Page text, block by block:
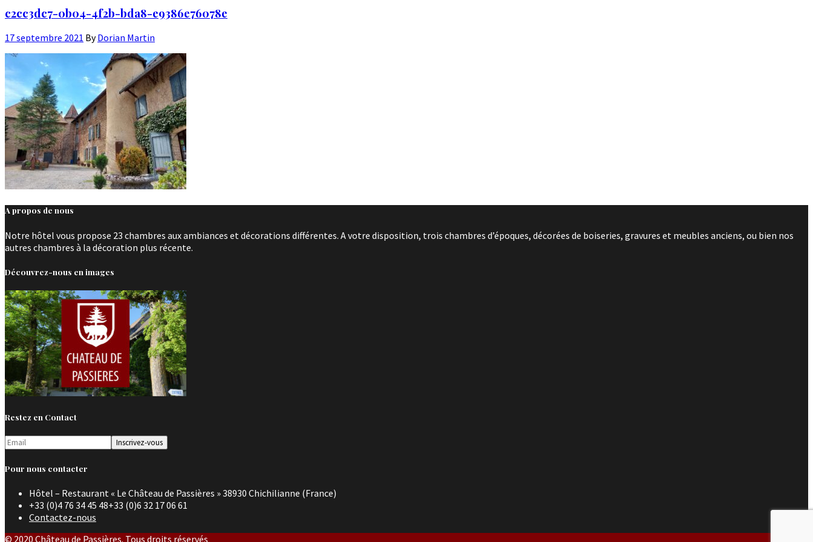
c2cc3dc7-0b04-4f2b-bda8-e9386e76078e
17 septembre 2021 ByDorian Martin
A propos de nous
Notre hôtel vous propose 23 chambres aux ambiances et décorations différentes. A votre disposition, trois chambres d’époques, décorées de boiseries, gravures et meubles anciens, ou bien nos
autres chambres à la décoration plus récente.
Découvrez-nous en images
Restez en Contact
Pour nous contacter
Hôtel – Restaurant « Le Château de Passières » 38930 Chichilianne (France)
+33 (0)4 76 34 45 48+33 (0)6 32 17 06 61
Contactez-nous
© 2020 Château de Passières. Tous droits réservés